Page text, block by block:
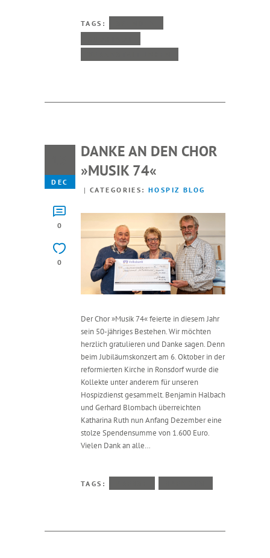
TAGS:
DEC
0
0
DANKE AN DEN CHOR
»MUSIK 74«
CATEGORIES:HOSPIZ BLOG
Der Chor »Musik 74« feierte in diesem Jahr
sein 50-jähriges Bestehen. Wir möchten
herzlich gratulieren und Danke sagen. Denn
beim Jubiläumskonzert am 6. Oktober in der
reformierten Kirche in Ronsdorf wurde die
Kollekte unter anderem für unseren
Hospizdienst gesammelt. Benjamin Halbach
und Gerhard Blombach überreichten
Katharina Ruth nun Anfang Dezember eine
stolze Spendensumme von 1.600 Euro.
Vielen Dank an alle…
TAGS: